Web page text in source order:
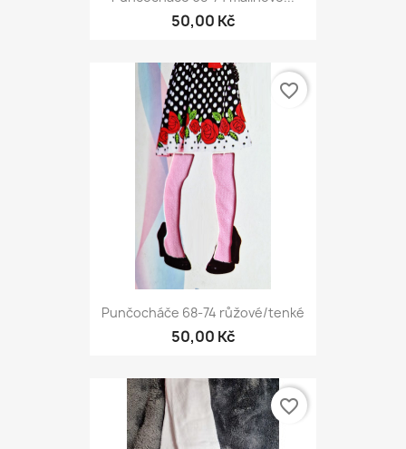
50,00 Kč
Punčocháče 68-74 růžové/tenké
50,00 Kč
favorite_border
favorite_border